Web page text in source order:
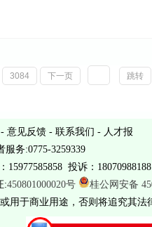
3084 下一页 跳转
- 意见反馈 - 联系我们 - 人才报
务:0775-3259339
投诉：18070988188
:450801000020号
桂公网安备
用于商业用途，否则将追究其法